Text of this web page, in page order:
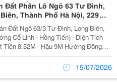
Đất Phân Lô Ngõ 63 Tư Đình,
Thành Phố Hà Nội, 229M2,
Miễn Tg
Đất Ngõ 63/3 Tư Đình, Long Biên,
Cổ Linh - Hồng Tiến) - Diện Tích
Tiền 8.52M - Hậu 9M Hướng Đông
Nhà Cấp Iv Xây Dựng Toàn Bộ
Thể Chia Được Làm 02 Lô Hoặc Để
15/07/2026